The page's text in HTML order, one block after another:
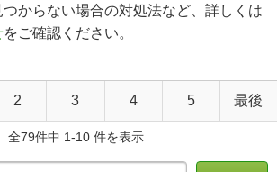
からない場合の対処法など、詳しくは
をご確認ください。
2 3 4 5 最後
全79件中 1-10 件を表示